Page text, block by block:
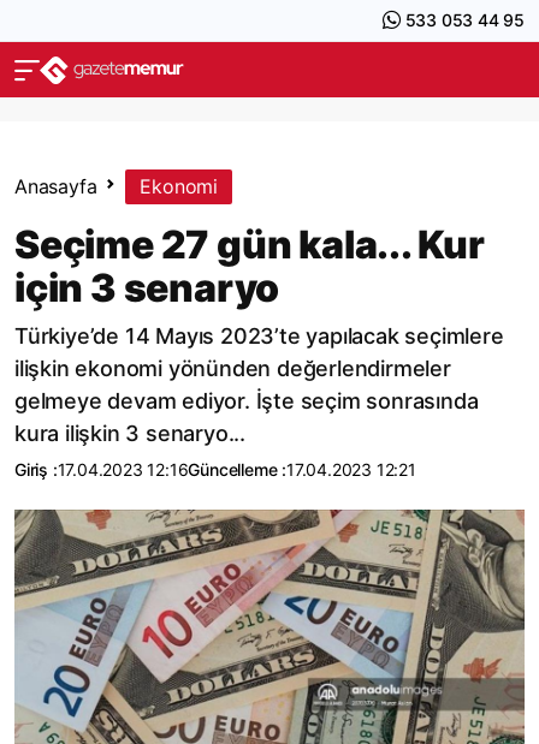
533 053 44 95
Anasayfa Ekonomi
Seçime 27 gün kala... Kur
için 3 senaryo
Türkiye’de 14 Mayıs 2023’te yapılacak seçimlere
ilişkin ekonomi yönünden değerlendirmeler
gelmeye devam ediyor. İşte seçim sonrasında
kura ilişkin 3 senaryo...
Giriş :17.04.2023 12:16Güncelleme :17.04.2023 12:21